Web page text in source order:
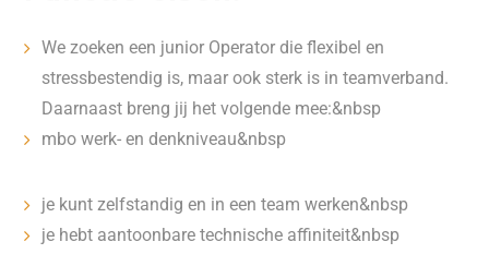
We zoeken een junior Operator die flexibel en
stressbestendig is, maar ook sterk is in teamverband.
Daarnaast breng jij het volgende mee:&nbsp
mbo werk- en denkniveau&nbsp
je kunt zelfstandig en in een team werken&nbsp
je hebt aantoonbare technische affiniteit&nbsp